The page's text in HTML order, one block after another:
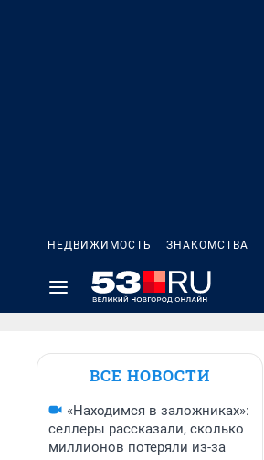
НЕДВИЖИМОСТЬ ЗНАКОМСТВА
ВСЕ НОВОСТИ
«Находимся в заложниках»:
селлеры рассказали, сколько
миллионов потеряли из-за